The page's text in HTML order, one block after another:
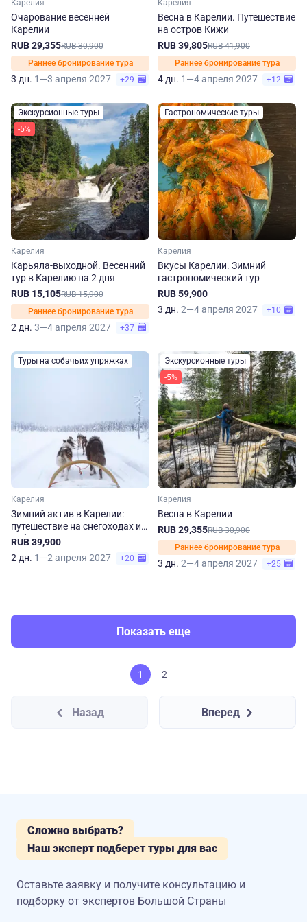
Карелия
Очарование весенней
Карелии
RUB 29,355RUB 30,900
Раннее бронирование тура
3 дн. 1—3 апреля 2027 +29
Карелия
Весна в Карелии. Путешествие
на остров Кижи
RUB 39,805RUB 41,900
Раннее бронирование тура
4 дн. 1—4 апреля 2027 +12
Экскурсионные туры
-5%
Карелия
Карьяла-выходной. Весенний
тур в Карелию на 2 дня
RUB 15,105RUB 15,900
Раннее бронирование тура
2 дн. 3—4 апреля 2027 +37
Гастрономические туры
Карелия
Вкусы Карелии. Зимний
гастрономический тур
RUB 59,900
3 дн. 2—4 апреля 2027 +10
Туры на собачьих упряжках
Карелия
Зимний актив в Карелии:
путешествие на снегоходах и
собачьих упряжках
RUB 39,900
2 дн. 1—2 апреля 2027 +20
Экскурсионные туры
-5%
Карелия
Весна в Карелии
RUB 29,355RUB 30,900
Раннее бронирование тура
3 дн. 2—4 апреля 2027 +25
Показать еще
1 2
Назад Вперед
Сложно выбрать?
Наш эксперт подберет туры для вас
Оставьте заявку и получите консультацию и
подборку от экспертов Большой Страны